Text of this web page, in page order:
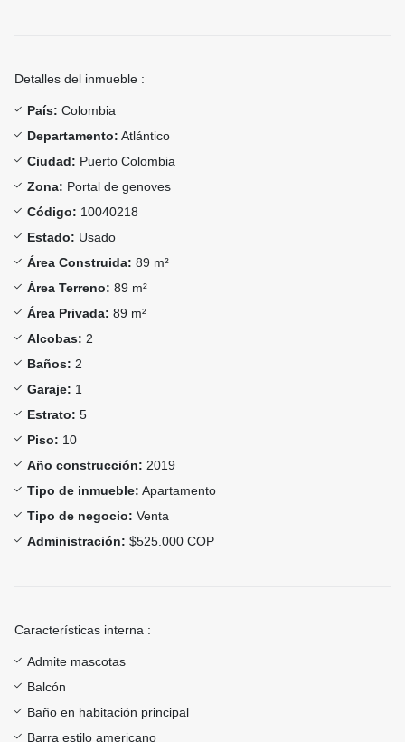
Detalles del inmueble :
País: Colombia
Departamento: Atlántico
Ciudad: Puerto Colombia
Zona: Portal de genoves
Código: 10040218
Estado: Usado
Área Construida: 89 m²
Área Terreno: 89 m²
Área Privada: 89 m²
Alcobas: 2
Baños: 2
Garaje: 1
Estrato: 5
Piso: 10
Año construcción: 2019
Tipo de inmueble: Apartamento
Tipo de negocio: Venta
Administración: $525.000 COP
Características interna :
Admite mascotas
Balcón
Baño en habitación principal
Barra estilo americano